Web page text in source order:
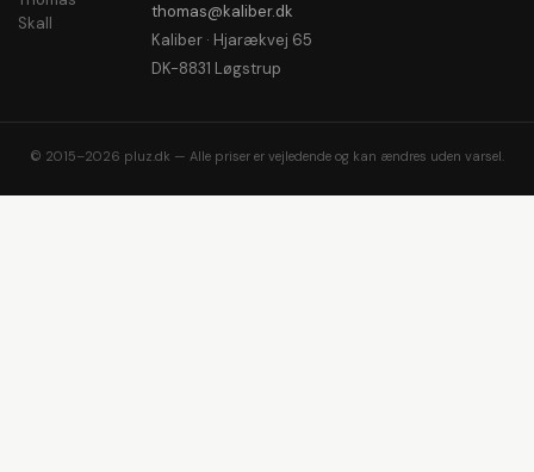
thomas@kaliber.dk
Kaliber · Hjarækvej 65
DK-8831 Løgstrup
© 2015–2026 pluz.dk — Alle priser er vejledende og kan ændres uden varsel.